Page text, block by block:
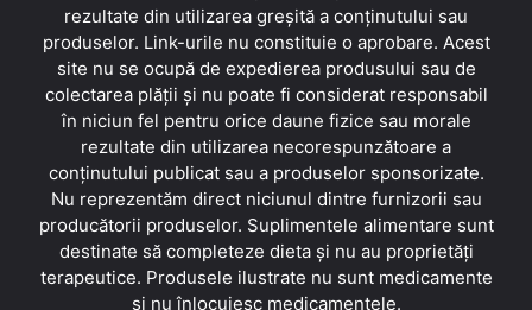
rezultate din utilizarea greșită a conținutului sau
produselor. Link-urile nu constituie o aprobare. Acest
site nu se ocupă de expedierea produsului sau de
colectarea plății și nu poate fi considerat responsabil
în niciun fel pentru orice daune fizice sau morale
rezultate din utilizarea necorespunzătoare a
conținutului publicat sau a produselor sponsorizate.
Nu reprezentăm direct niciunul dintre furnizorii sau
producătorii produselor. Suplimentele alimentare sunt
destinate să completeze dieta și nu au proprietăți
terapeutice. Produsele ilustrate nu sunt medicamente
și nu înlocuiesc medicamentele.